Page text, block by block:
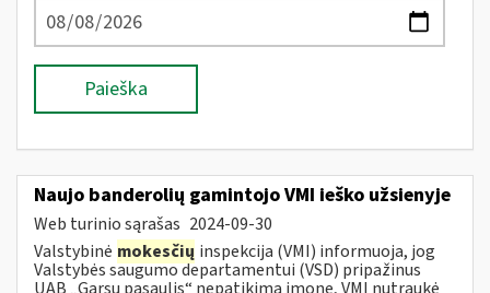
Paieška
Naujo banderolių gamintojo VMI ieško užsienyje
Web turinio sąrašas 2024-09-30
Valstybinė mokesčių inspekcija (VMI) informuoja, jog
Valstybės saugumo departamentui (VSD) pripažinus
UAB „Garsų pasaulis“ nepatikima įmone, VMI nutraukė